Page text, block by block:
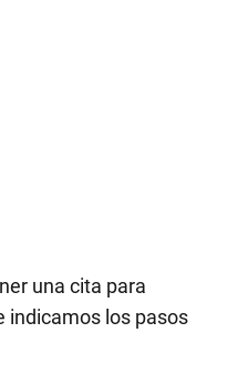
una cita para
indicamos los pasos